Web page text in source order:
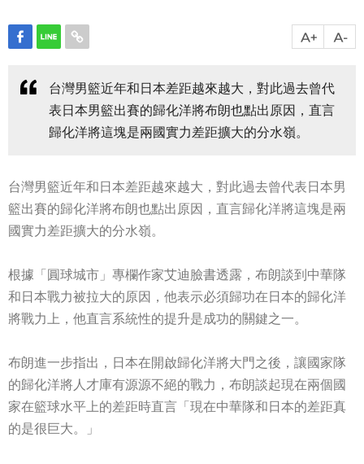
台灣男籃近年和日本差距越來越大，對此過去曾代
表日本男籃出賽的歸化洋將布朗也點出原因，直言
歸化洋將這塊是兩國實力差距擴大的分水嶺。
台灣男籃近年和日本差距越來越大，對此過去曾代表日本男
籃出賽的歸化洋將布朗也點出原因，直言歸化洋將這塊是兩
國實力差距擴大的分水嶺。
根據「圓球城市」專欄作家艾迪臉書透露，布朗談到中華隊
和日本戰力被拉大的原因，他表示必須歸功在日本的歸化洋
將戰力上，他直言系統性的提升是成功的關鍵之一。
布朗進一步指出，日本在開啟歸化洋將大門之後，讓國家隊
的歸化洋將人才庫有源源不絕的戰力，布朗談起現在兩個國
家在籃球水平上的差距時直言「現在中華隊和日本的差距真
的是很巨大。」